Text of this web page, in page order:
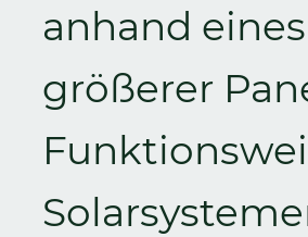
anhand
größerer